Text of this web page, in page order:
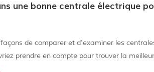
une bonne centrale électrique
de comparer et d'examiner les
prendre en compte pour trouver la